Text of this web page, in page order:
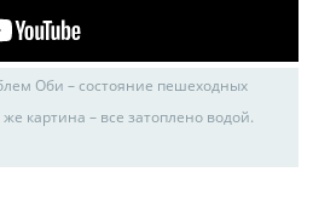
Оби – состояние пешеходных
картина – все затоплено водой.